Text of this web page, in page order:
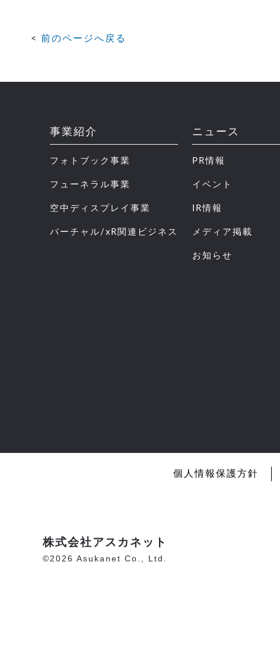
前のページへ戻る
事業紹介
フォトブック事業
フューネラル事業
空中ディスプレイ事業
バーチャル/xR関連ビジネス
ニュース
PR情報
イベント
IR情報
メディア掲載
お知らせ
個人情報保護方針
株式会社アスカネット
©2026 Asukanet Co., Ltd.